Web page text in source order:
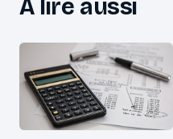
À lire aussi